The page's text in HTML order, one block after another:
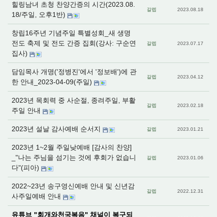
힐링남녀 초청 찬양간증의 시간(2023.08.
18/주일, 오후1반)
갈렙 2023.08.18
창립16주년 기념주일 특별성회_새 생명
전도 축제 및 전도 간증 집회(강사: 구순연
집사)
갈렙 2023.07.17
담임목사 개명('정병진'에서 '정보배')에 관
한 안내_2023-04-09(주일)
갈렙 2023.04.12
2023년 목회력 중 사순절, 종려주일, 부활
주일 안내
갈렙 2023.02.18
2023년 설날 감사예배 순서지 갈렙 2023.01.21
2023년 1~2월 주일낮예배 [감사의 찬양]
_"나는 주님을 섬기는 것에 후회가 없습니
다"(피아)
갈렙 2023.01.06
2022~23년 송구영신예배 안내 및 신년감
사주일예배 안내
갈렙 2022.12.31
유튜브 "회개와천국복음" 채널이 복구되